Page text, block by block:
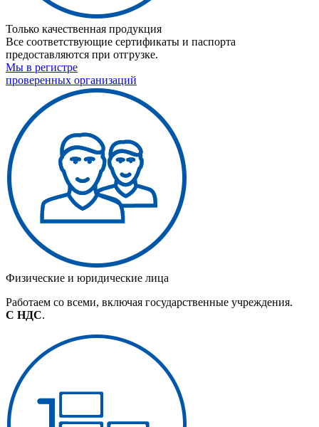
Только качественная продукция
Все соответствующие сертификаты и паспорта
предоставляются при отгрузке.
Мы в регистре
проверенных организаций
Физические и юридические лица
Работаем со всеми, включая государственные учреждения.
С НДС.